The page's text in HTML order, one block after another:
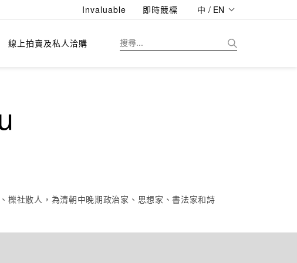
Invaluable 即時競標 中 / EN
線上拍賣及私人洽購
櫟社散人，為清朝中晚期政治家、思想家、書法家和詩